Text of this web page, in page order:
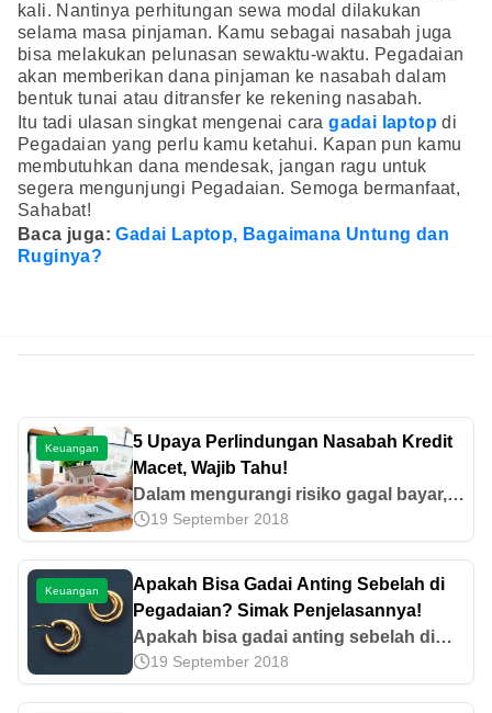
kali. Nantinya perhitungan sewa modal dilakukan
selama masa pinjaman. Kamu sebagai nasabah juga
bisa melakukan pelunasan sewaktu-waktu. Pegadaian
akan memberikan dana pinjaman ke nasabah dalam
bentuk tunai atau ditransfer ke rekening nasabah.
Itu tadi ulasan singkat mengenai caragadai laptop di
Pegadaian yang perlu kamu ketahui. Kapan pun kamu
membutuhkan dana mendesak, jangan ragu untuk
segera mengunjungi Pegadaian. Semoga bermanfaat,
Sahabat!
Baca juga:Gadai Laptop, Bagaimana Untung dan
Ruginya?
Keuangan
5 Upaya Perlindungan Nasabah Kredit
Macet, Wajib Tahu!
Dalam mengurangi risiko gagal bayar,
beberapa upaya perlindungan nasabah
kredit macet dilakukan, salah satunya
restrukturisasi. Simak di sini!
19 September 2018
Keuangan
Apakah Bisa Gadai Anting Sebelah di
Pegadaian? Simak Penjelasannya!
Apakah bisa gadai anting sebelah di
Pegadaian? Temukan jawaban dan
informasi lengkapnya pada artikel ini!
19 September 2018